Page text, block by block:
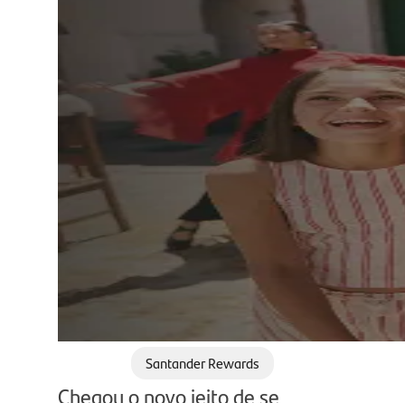
Santander Rewards
Chegou o novo jeito de se